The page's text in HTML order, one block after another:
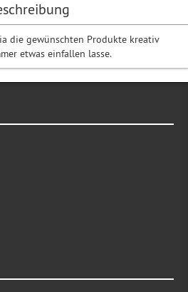
die gewünschten Produkte kreativ
etwas einfallen lasse.